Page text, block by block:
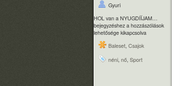
Gyuri
HOL van a NYUGDÍÍJAM…
bejegyzéshez a hozzászólások
lehetősége kikapcsolva
Baleset, Csajok
néni, nő, Sport